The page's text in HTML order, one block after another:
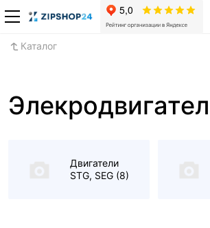
Каталог
Двигатели
STG, SEG (8)